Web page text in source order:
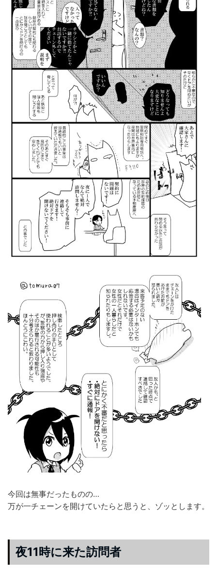
今回は無事だったものの…
万が一チェーンを開けていたらと思うと、ゾッとします。
夜11時に来た訪問者